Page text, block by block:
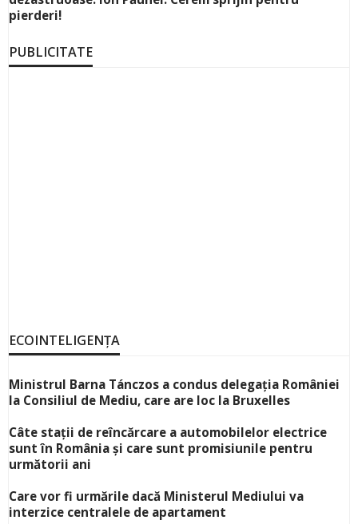
pierderi!
PUBLICITATE
ECOINTELIGENȚA
Ministrul Barna Tánczos a condus delegația României
la Consiliul de Mediu, care are loc la Bruxelles
Câte stații de reîncărcare a automobilelor electrice
sunt în România și care sunt promisiunile pentru
următorii ani
Care vor fi urmările dacă Ministerul Mediului va
interzice centralele de apartament